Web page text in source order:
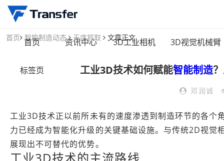
首页 资讯中心 3D工业相机 3D视觉机械臂
标签页
首页 智能制造动态 无序抓取 文章正文
工业3D技术如何赋能智能制造
邓润诚
工业3D技术正以前所未有的速度渗透到制造环节的各
力已经成为智能化升级的关键基础设施。与传统2D视
展现出不可替代的优势。